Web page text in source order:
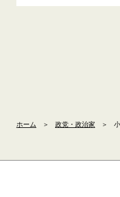
ホーム ＞ 政党・政治家 ＞